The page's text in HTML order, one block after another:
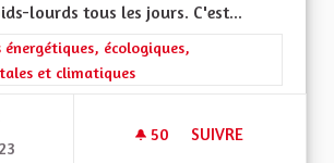
lourds tous les jours. C'est...
de la catégorie : Les transitions
écologiques,
et climatiques
50 50 ABONNÉS
SUIVRE